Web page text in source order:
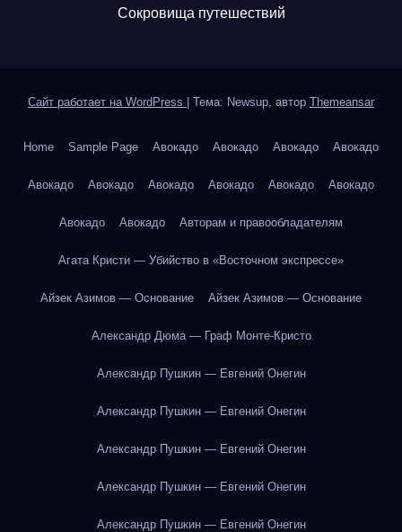
Сокровища путешествий
Сайт работает на WordPress Тема: Newsup, автор Themeansar
Home Sample Page Авокадо Авокадо Авокадо Авокадо
Авокадо Авокадо Авокадо Авокадо Авокадо Авокадо
Авокадо Авокадо Авторам и правообладателям
Агата Кристи — Убийство в «Восточном экспрессе»
Айзек Азимов — Основание Айзек Азимов — Основание
Александр Дюма — Граф Монте-Кристо
Александр Пушкин — Евгений Онегин
Александр Пушкин — Евгений Онегин
Александр Пушкин — Евгений Онегин
Александр Пушкин — Евгений Онегин
Александр Пушкин — Евгений Онегин